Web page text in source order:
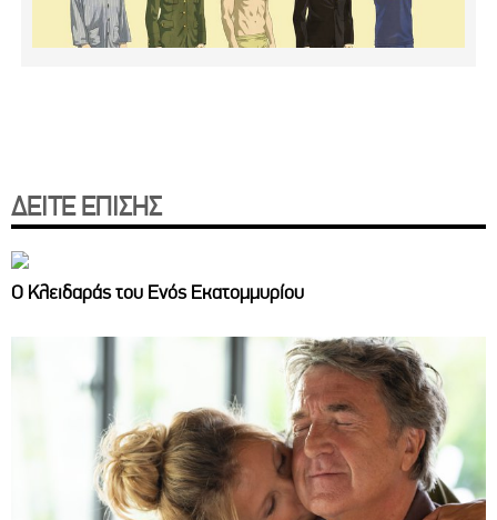
ΔΕΙΤΕ ΕΠΙΣΗΣ
Ο Κλειδαράς του Ενός Εκατομμυρίου